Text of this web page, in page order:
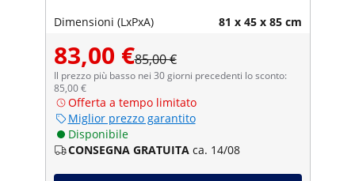
Dimensioni (LxPxA) 81 x 45 x 85 cm
83,00 €85,00 €
Il prezzo più basso nei 30 giorni precedenti lo sconto:
85,00 €
Offerta a tempo limitato
Miglior prezzo garantito
Disponibile
CONSEGNA GRATUITA ca. 14/08